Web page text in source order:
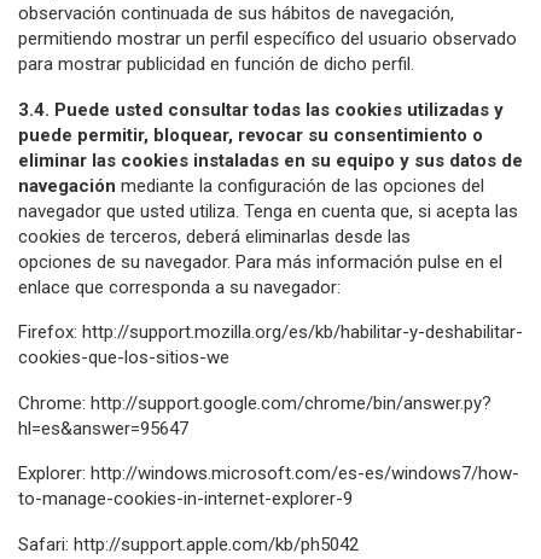
observación continuada de sus hábitos de navegación,
permitiendo mostrar un perfil específico del usuario observado
para mostrar publicidad en función de dicho perfil.
3.4. Puede usted consultar todas las cookies utilizadas y
puede permitir, bloquear, revocar su consentimiento o
eliminar las cookies instaladas en su equipo y sus datos de
navegación mediante la configuración de las opciones del
navegador que usted utiliza. Tenga en cuenta que, si acepta las
cookies de terceros, deberá eliminarlas desde las
opciones de su navegador. Para más información pulse en el
enlace que corresponda a su navegador:
Firefox: http://support.mozilla.org/es/kb/habilitar-y-deshabilitar-
cookies-que-los-sitios-we
Chrome: http://support.google.com/chrome/bin/answer.py?
hl=es&answer=95647
Explorer: http://windows.microsoft.com/es-es/windows7/how-
to-manage-cookies-in-internet-explorer-9
Safari: http://support.apple.com/kb/ph5042